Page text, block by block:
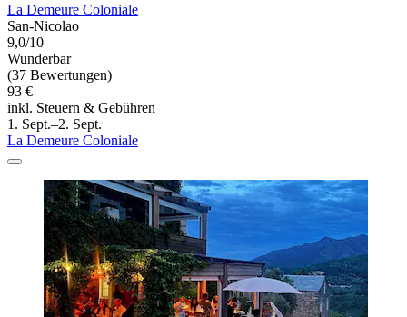
La Demeure Coloniale
San-Nicolao
9,0/10
Wunderbar
(37 Bewertungen)
93 €
inkl. Steuern & Gebühren
1. Sept.–2. Sept.
La Demeure Coloniale